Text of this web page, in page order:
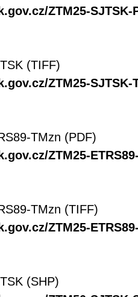
ZTM25-SJTSK-
(TIFF)
ZTM25-SJTSK-
TMzn (PDF)
ZTM25-
TMzn (TIFF)
ZTM25-
(SHP)